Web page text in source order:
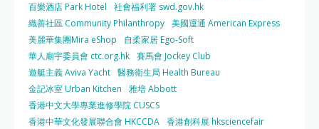
百樂酒店 Park Hotel
社會福利署 swd.gov.hk
織善社區 Community Philanthropy 美國運通 American Express
美麗華集團Mira eShop
自柔家居 Ego-Soft
華人廟宇委員會 ctc.org.hk 賽馬會 Jockey Club
遊艇主義 Aviva Yacht 醫務衛生局 Health Bureau
金記冰室 Urban Kitchen
雅培 Abbott
香港中文大學專業進修學院 CUSCS
香港中華文化發展聯合會 HKCCDA 香港創科展 hksciencefair